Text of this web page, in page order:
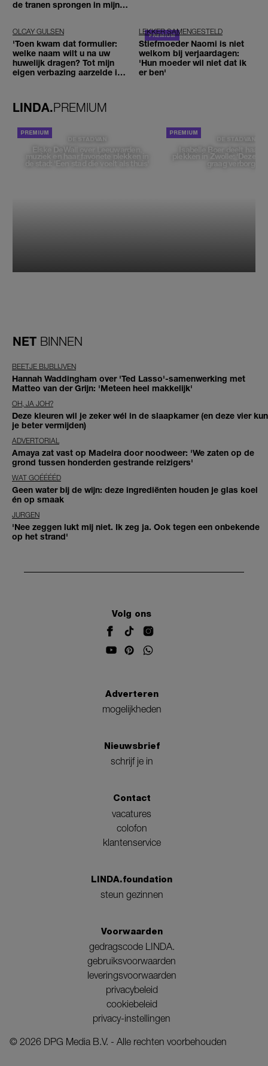
de tranen sprongen in mijn
OLCAY GULSEN
'Toen kwam dat formulier:
welke naam wilt u na uw
huwelijk dragen? Tot mijn
eigen verbazing aarzelde ik
LEKKER SAMENGESTELD
Stiefmoeder Naomi is niet
welkom bij verjaardagen:
'Hun moeder wil niet dat ik
er ben'
LINDA.PREMIUM
DE STAD VAN
Elske DeWall over Leeuwarden,
muziek en haar favoriete plekken in
de stad: 'Een stad die voelt als thuis'
DE STAD VAN
Isabelle Boer deelt haar
plekken in Zwolle: 'Deze
graag verborgen'
NET BINNEN
BEETJE BIJBLIJVEN
Hannah Waddingham over 'Ted Lasso'-samenwerking met
Matteo van der Grijn: 'Meteen heel makkelijk'
OH, JA JOH?
Deze kleuren wil je zeker wél in de slaapkamer (en deze vier kun
je beter vermijden)
ADVERTORIAL
Amaya zat vast op Madeira door noodweer: 'We zaten op de
grond tussen honderden gestrande reizigers'
WAT GOÉÉÉÉD
Geen water bij de wijn: deze ingrediënten houden je glas koel
én op smaak
JURGEN
'Nee zeggen lukt mij niet. Ik zeg ja. Ook tegen een onbekende
op het strand'
Volg ons
Adverteren
mogelijkheden
Nieuwsbrief
schrijf je in
Contact
vacatures
colofon
klantenservice
LINDA.foundation
steun gezinnen
Voorwaarden
gedragscode LINDA.
gebruiksvoorwaarden
leveringsvoorwaarden
privacybeleid
cookiebeleid
privacy-instellingen
© 2026 DPG Media B.V. - Alle rechten voorbehouden